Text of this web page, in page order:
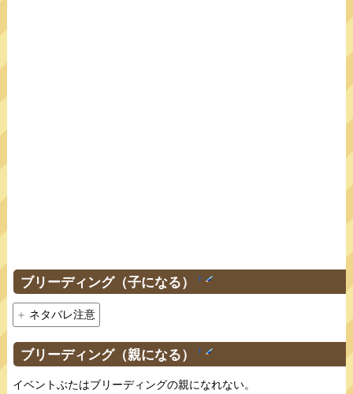
ブリーディング（子になる） †
ネタバレ注意
ブリーディング（親になる） †
イベントぶたはブリーディングの親になれない。